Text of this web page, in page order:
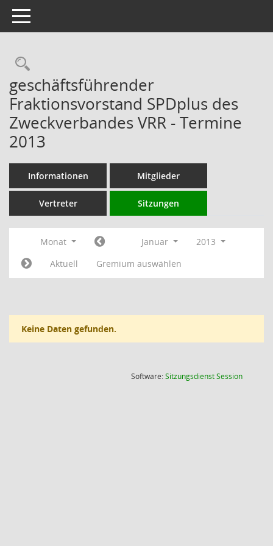
Toggle navigation
Rechercheauswahl
geschäftsführender
Fraktionsvorstand SPDplus des
Zweckverbandes VRR - Termine
2013
Informationen Mitglieder
Vertreter Sitzungen
Monat Januar
2013
Aktuell
Gremium auswählen
Keine Daten gefunden.
Software:SitzungsdienstSession(Wird in